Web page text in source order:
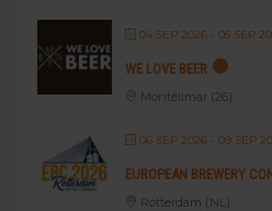
04 SEP 2026- 05 SEP
WE LOVE BEER
Montélimar (26)
06 SEP 2026- 09 SEP
EUROPEAN BREWERY
Rotterdam (NL)